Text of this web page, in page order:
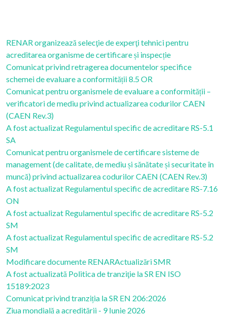
RENAR organizează selecţie de experţi tehnici pentru
acreditarea organisme de certificare și inspecție
Comunicat privind retragerea documentelor specifice
schemei de evaluare a conformității 8.5 OR
Comunicat pentru organismele de evaluare a conformității –
verificatori de mediu privind actualizarea codurilor CAEN
(CAEN Rev.3)
A fost actualizat Regulamentul specific de acreditare RS-5.1
SA
Comunicat pentru organismele de certificare sisteme de
management (de calitate, de mediu și sănătate și securitate în
muncă) privind actualizarea codurilor CAEN (CAEN Rev.3)
A fost actualizat Regulamentul specific de acreditare RS-7.16
ON
A fost actualizat Regulamentul specific de acreditare RS-5.2
SM
A fost actualizat Regulamentul specific de acreditare RS-5.2
SM
Modificare documente RENARActualizări SMR
A fost actualizată Politica de tranziţie la SR EN ISO
15189:2023
Comunicat privind tranziția la SR EN 206:2026
Ziua mondială a acreditării - 9 Iunie 2026